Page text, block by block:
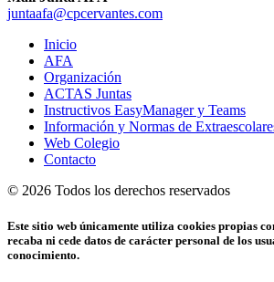
juntaafa@cpcervantes.com
Inicio
AFA
Organización
ACTAS Juntas
Instructivos EasyManager y Teams
Información y Normas de
Web Colegio
Contacto
© 2026 Todos los derechos reservados
Este sitio web únicamente utiliza cookies propias
recaba ni cede datos de carácter personal de los
conocimiento.